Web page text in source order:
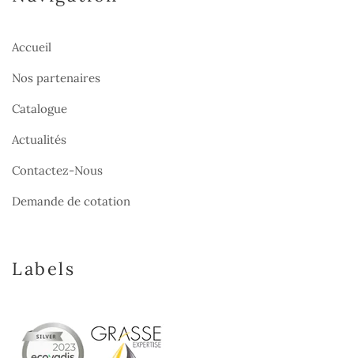
Accueil
Nos partenaires
Catalogue
Actualités
Contactez-Nous
Demande de cotation
Labels